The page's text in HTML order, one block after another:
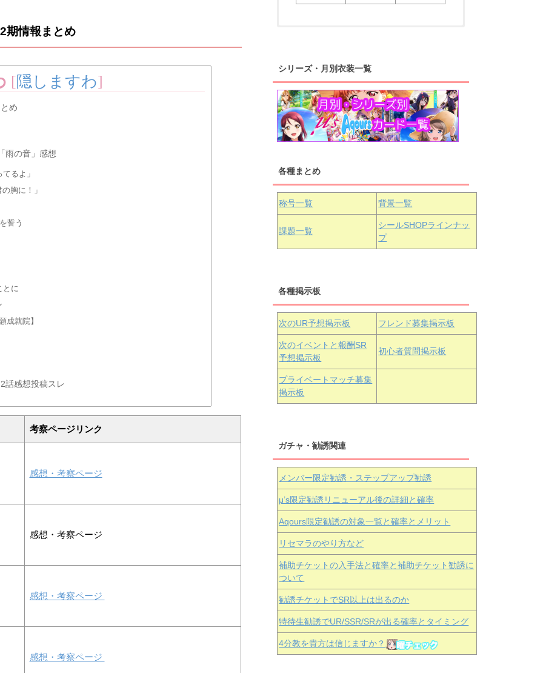
期情報まとめ
[隠しますわ]
め
雨の音」感想
るよ」
胸に！」
誓う
とに
成就院】
話感想投稿スレ
考察ページリンク
感想・考察ページ
感想・考察ページ
感想・考察ページ
感想・考察ページ
桜内梨子 高海千歌 渡辺曜
浦の星女学院1年生
津島善子 黒澤ルビィ 国木田花丸
浦の星女学院3年生
黒澤ダイヤ
上原歩夢 宮下愛 優木せつ菜
虹ヶ咲学園1年生
中須かすみ 天王寺璃奈 桜坂しずく
近江彼方
エマ・ヴェ
シリーズ・月別衣装一覧
各種まとめ
称号一覧 背景一覧
課題一覧
シールSHOPラインナッ
プ
各種掲示板
次のUR予想掲示板 フレンド募集掲示板
次のイベントと報酬SR
予想掲示板
初心者質問掲示板
プライベートマッチ募集
掲示板
ガチャ・勧誘関連
メンバー限定勧誘・ステップアップ勧誘
μ’s限定勧誘リニューアル後の詳細と確率
Aqours限定勧誘の対象一覧と確率とメリット
リセマラのやり方など
補助チケットの入手法と確率と補助チケット勧誘に
ついて
勧誘チケットでSR以上は出るのか
特待生勧誘でUR/SSR/SRが出る確率とタイミング
4分教を貴方は信じますか？